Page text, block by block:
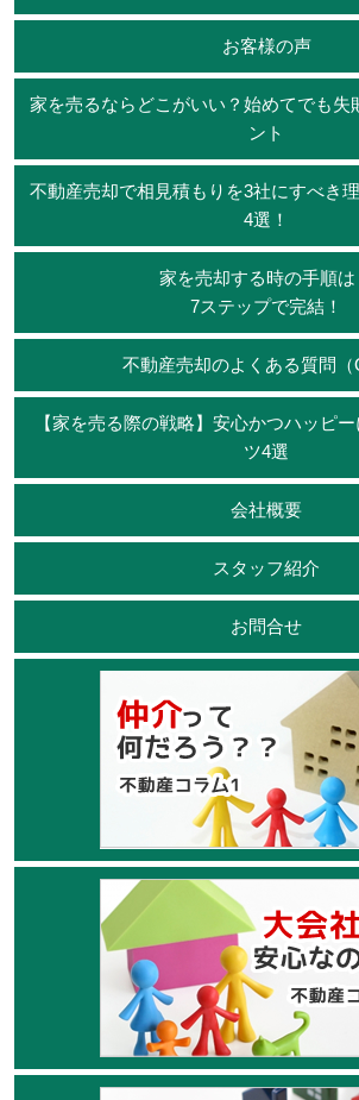
お客様の声
家を売るならどこがいい？始めてでも失
ント
不動産売却で相見積もりを3社にすべき
4選！
家を売却する時の手順は
7ステップで完結！
不動産売却のよくある質問（
【家を売る際の戦略】安心かつハッピ
ツ4選
会社概要
スタッフ紹介
お問合せ